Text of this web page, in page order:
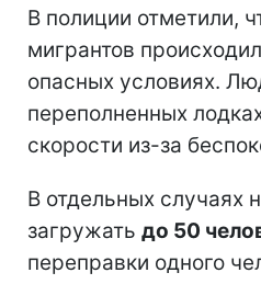
В полиции отметили,
мигрантов
опасных условиях.
переполненных
скорости из-за
В отдельных случаях
загружать до 50
переправки одного